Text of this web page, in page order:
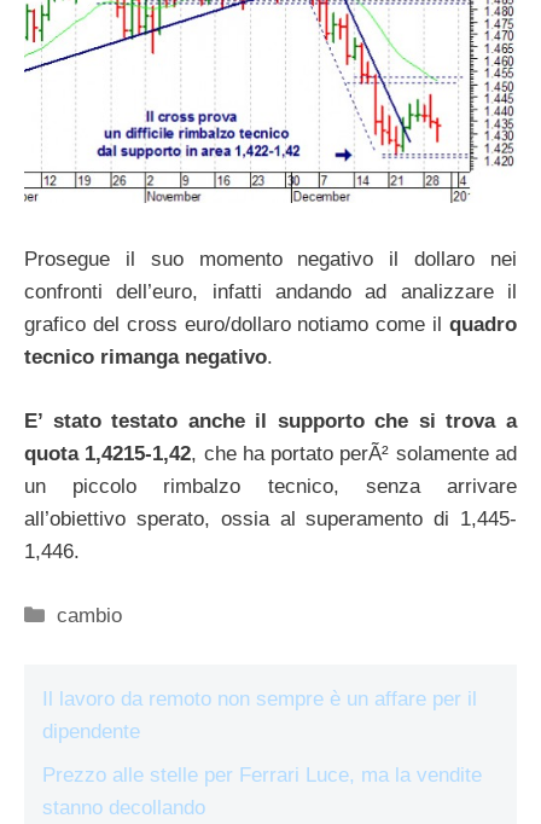
Prosegue il suo momento negativo il dollaro nei
confronti dell’euro, infatti andando ad analizzare il
grafico del cross euro/dollaro notiamo come il quadro
tecnico rimanga negativo.
E’ stato testato anche il supporto che si trova a
quota 1,4215-1,42, che ha portato perÃ² solamente ad
un piccolo rimbalzo tecnico, senza arrivare
all’obiettivo sperato, ossia al superamento di 1,445-
1,446.
Categorie
cambio
Il lavoro da remoto non sempre è un affare per il
dipendente
Prezzo alle stelle per Ferrari Luce, ma la vendite
stanno decollando